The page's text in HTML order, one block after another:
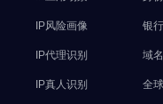
IP风险画像
IP代理识别
IP真人识别
银
域
全